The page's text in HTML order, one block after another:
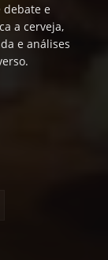
debate e
a cerveja,
e análises